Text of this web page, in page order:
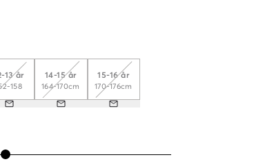
13 år
158
14-15 år
164-170cm
15-16 år
170-176cm